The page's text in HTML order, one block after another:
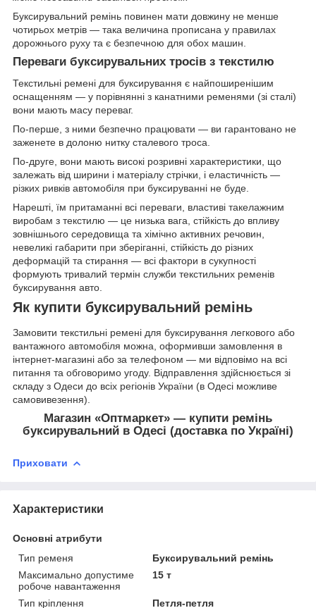
Буксирувальний ремінь повинен мати довжину не менше
чотирьох метрів — така величина прописана у правилах
дорожнього руху та є безпечною для обох машин.
Переваги буксирувальних тросів з текстилю
Текстильні ремені для буксирування є найпоширенішим
оснащенням — у порівнянні з канатними ременями (зі сталі)
вони мають масу переваг.
По-перше, з ними безпечно працювати — ви гарантовано не
заженете в долоню нитку сталевого троса.
По-друге, вони мають високі розривні характеристики, що
залежать від ширини і матеріалу стрічки, і еластичність —
різких ривків автомобіля при буксируванні не буде.
Нарешті, їм притаманні всі переваги, властиві такелажним
виробам з текстилю — це низька вага, стійкість до впливу
зовнішнього середовища та хімічно активних речовин,
невеликі габарити при зберіганні, стійкість до різних
деформацій та стирання — всі фактори в сукупності
формують тривалий термін служби текстильних ременів
буксирування авто.
Як купити буксирувальний ремінь
Замовити текстильні ремені для буксирування легкового або
вантажного автомобіля можна, оформивши замовлення в
інтернет-магазині або за телефоном — ми відповімо на всі
питання та обговоримо угоду. Відправлення здійснюється зі
складу з Одеси до всіх регіонів України (в Одесі можливе
самовивезення).
Магазин «Оптмаркет» — купити ремінь
буксирувальний в Одесі (доставка по Україні)
Приховати
Характеристики
Основні атрибути
Тип ременя
Буксирувальний ремінь
Максимально допустиме
робоче навантаження
15 т
Тип кріплення
Петля-петля